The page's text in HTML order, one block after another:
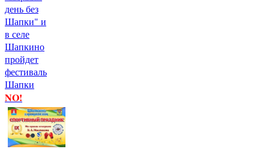
день без
Шапки" и
в селе
Шапкино
пройдет
фестиваль
Шапки
NO!